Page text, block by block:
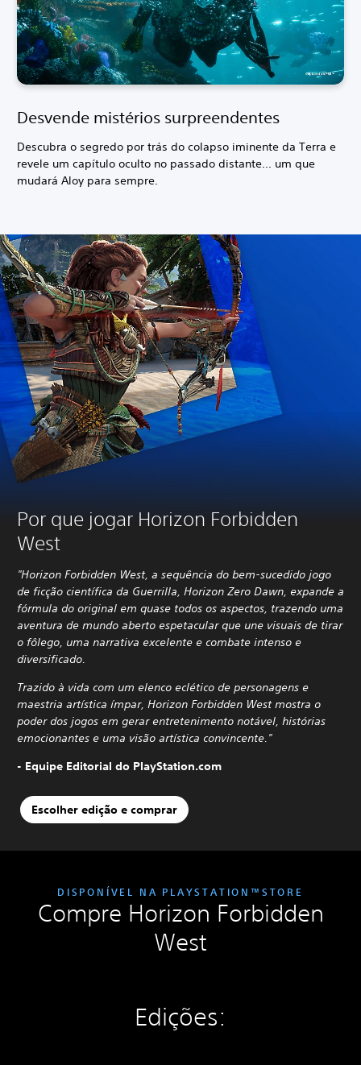
Desvende mistérios surpreendentes
Descubra o segredo por trás do colapso iminente da Terra e
revele um capítulo oculto no passado distante... um que
mudará Aloy para sempre.
Por que jogar Horizon Forbidden
West
"Horizon Forbidden West, a sequência do bem-sucedido jogo
de ficção científica da Guerrilla, Horizon Zero Dawn, expande a
fórmula do original em quase todos os aspectos, trazendo uma
aventura de mundo aberto espetacular que une visuais de tirar
o fôlego, uma narrativa excelente e combate intenso e
diversificado.
Trazido à vida com um elenco eclético de personagens e
maestria artística ímpar, Horizon Forbidden West mostra o
poder dos jogos em gerar entretenimento notável, histórias
emocionantes e uma visão artística convincente."
- Equipe Editorial do PlayStation.com
Escolher edição e comprar
DISPONÍVEL NA PLAYSTATION™STORE
Compre Horizon Forbidden
West
Edições: